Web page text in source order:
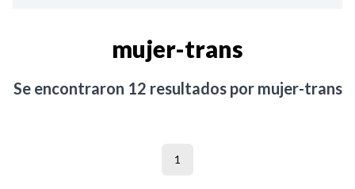
mujer-trans
Se encontraron 12 resultados por mujer-trans
1